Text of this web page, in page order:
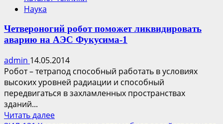
Наука
Четвероногий робот поможет ликвидировать
аварию на АЭС Фукусима-1
admin 14.05.2014
Робот – тетрапод способный работать в условиях
высоких уровней радиации и способный
передвигаться в захламленных пространствах
зданий...
Читать далееПрочитать